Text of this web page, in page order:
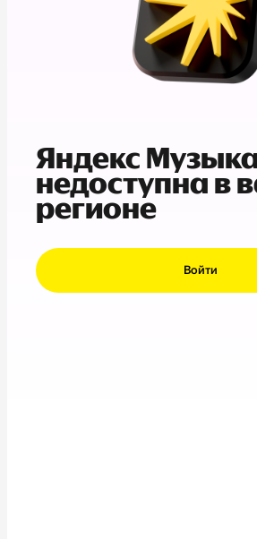
Яндекс
недоступна в
регионе
Войти